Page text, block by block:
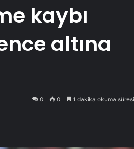
kaybı
altına
0 0 1 dakika okuma süresi